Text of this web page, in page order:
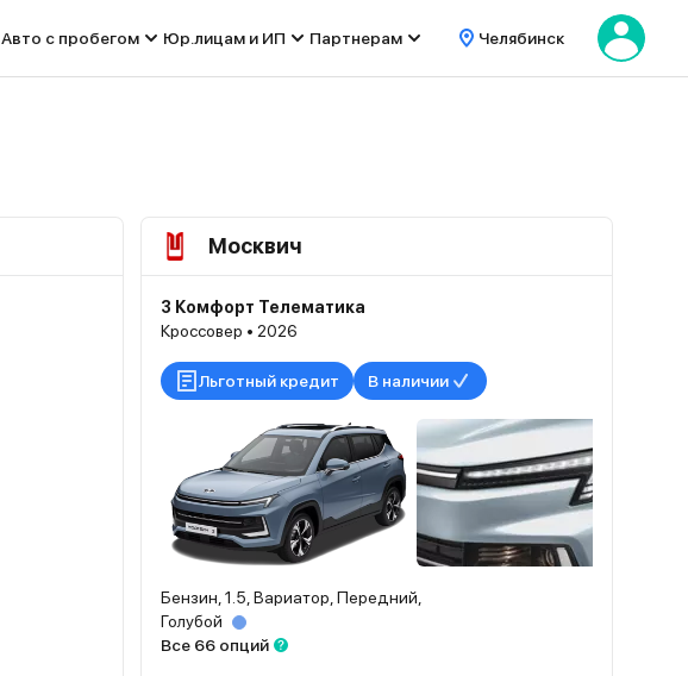
Авто с пробегом Юр.лицам и ИП Партнерам Челябинск
Москвич
3 Комфорт Телематика
Кроссовер • 2026
Льготный кредит В наличии
Бензин, 1.5, Вариатор, Передний,
Голубой
Все 66 опций